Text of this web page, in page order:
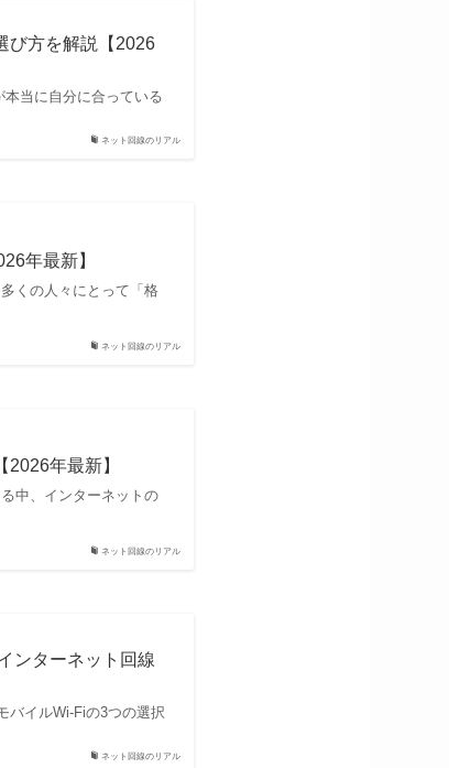
ネット回線のリアル
び方を解説【2026
当に自分に合っている
ネット回線のリアル
年最新】
くの人々にとって「格
ネット回線のリアル
年最新】
中、インターネットの
ネット回線のリアル
ンターネット回線
バイルWi-Fiの3つの選択